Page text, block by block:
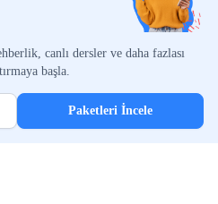
canlı dersler ve daha fazlası
başla.
Paketleri İncele